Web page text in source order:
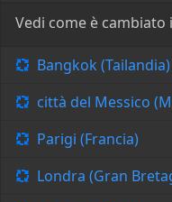
Vedi come è cambiato
Bangkok (Tailandia)
città del Messico
Parigi (Francia)
Londra (Gran